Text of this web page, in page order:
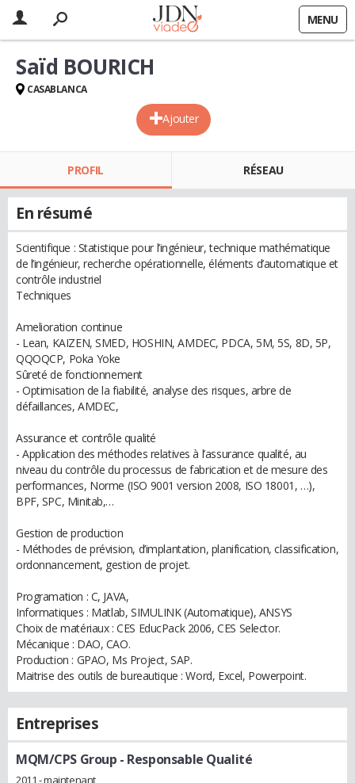
MENU
Ajouter
Saïd BOURICH
CASABLANCA
PROFIL RÉSEAU
En résumé
Scientifique : Statistique pour l’ingénieur, technique mathématique
de l’ingénieur, recherche opérationnelle, éléments d’automatique et
contrôle industriel
Techniques
Amelioration continue
- Lean, KAIZEN, SMED, HOSHIN, AMDEC, PDCA, 5M, 5S, 8D, 5P,
QQOQCP, Poka Yoke
Sûreté de fonctionnement
- Optimisation de la fiabilité, analyse des risques, arbre de
défaillances, AMDEC,
Assurance et contrôle qualité
- Application des méthodes relatives à l’assurance qualité, au
niveau du contrôle du processus de fabrication et de mesure des
performances, Norme (ISO 9001 version 2008, ISO 18001, …),
BPF, SPC, Minitab,…
Gestion de production
- Méthodes de prévision, d’implantation, planification, classification,
ordonnancement, gestion de projet.
Programation : C, JAVA,
Informatiques : Matlab, SIMULINK (Automatique), ANSYS
Choix de matériaux : CES EducPack 2006, CES Selector.
Mécanique : DAO, CAO.
Production : GPAO, Ms Project, SAP.
Maitrise des outils de bureautique : Word, Excel, Powerpoint.
Entreprises
MQM/CPS Group - Responsable Qualité
2011 - maintenant